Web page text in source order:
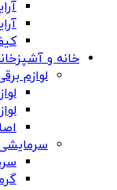
خانه و
لوازم